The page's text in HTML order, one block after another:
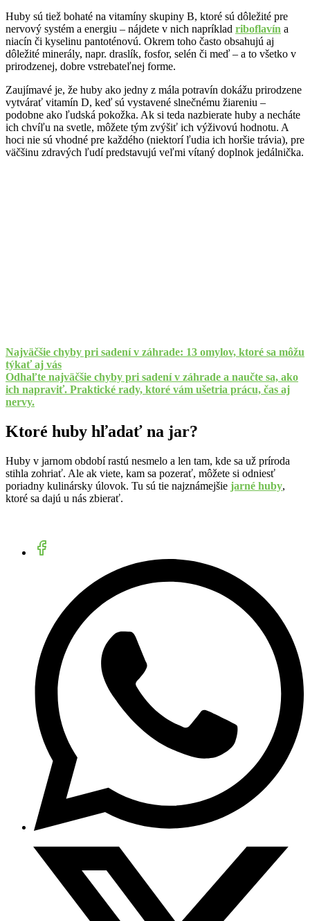
Huby sú tiež bohaté na vitamíny skupiny B, ktoré sú dôležité pre
nervový systém a energiu – nájdete v nich napríklad riboflavín a
niacín či kyselinu pantoténovú. Okrem toho často obsahujú aj
dôležité minerály, napr. draslík, fosfor, selén či meď – a to všetko v
prirodzenej, dobre vstrebateľnej forme.
Zaujímavé je, že huby ako jedny z mála potravín dokážu prirodzene
vytvárať vitamín D, keď sú vystavené slnečnému žiareniu –
podobne ako ľudská pokožka. Ak si teda nazbierate huby a necháte
ich chvíľu na svetle, môžete tým zvýšiť ich výživovú hodnotu. A
hoci nie sú vhodné pre každého (niektorí ľudia ich horšie trávia), pre
väčšinu zdravých ľudí predstavujú veľmi vítaný doplnok jedálnička.
Najväčšie chyby pri sadení v záhrade: 13 omylov, ktoré sa môžu
týkať aj vás
Odhaľte najväčšie chyby pri sadení v záhrade a naučte sa, ako
ich napraviť. Praktické rady, ktoré vám ušetria prácu, čas aj
nervy.
Ktoré huby hľadať na jar?
Huby v jarnom období rastú nesmelo a len tam, kde sa už príroda
stihla zohriať. Ale ak viete, kam sa pozerať, môžete si odniesť
poriadny kulinársky úlovok. Tu sú tie najznámejšie jarné huby,
ktoré sa dajú u nás zbierať.